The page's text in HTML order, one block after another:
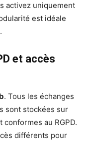
activez uniquement
est idéale
et accès
. Tous les échanges
sont stockées sur
au RGPD.
différents pour